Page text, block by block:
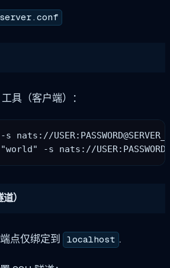
具（客户端）：
）
点仅绑定到 localhost .